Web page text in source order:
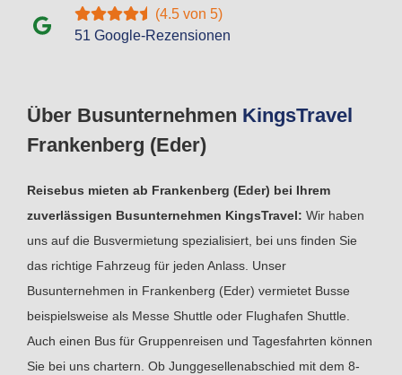
Über Busunternehmen KingsTravel
Frankenberg (Eder)
Reisebus mieten ab Frankenberg (Eder) bei Ihrem
zuverlässigen Busunternehmen KingsTravel: Wir haben
uns auf die Busvermietung spezialisiert, bei uns finden Sie
das richtige Fahrzeug für jeden Anlass. Unser
Busunternehmen in Frankenberg (Eder) vermietet Busse
beispielsweise als Messe Shuttle oder Flughafen Shuttle.
Auch einen Bus für Gruppenreisen und Tagesfahrten können
Sie bei uns chartern. Ob Junggesellenabschied mit dem 8-
(4.5 von 5)
51 Google-Rezensionen